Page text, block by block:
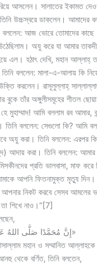
আসলেন। সালাতের ইকামত
উচ্চস্বরে ডাকলেন। আমাদের
আজ ভোরে তোমাদের
অযু করে যা আমার
এল। হঠাৎ দেখি, মহান আল্লাহ্
তিনি বললেন: মালা-এ-আলায় কি
করলেন। রাসূলুল্লাহ্
বুকে তাঁর অঙ্গুলীসমূহের শীতল
মুহাম্মাদ! আমি বললাম রব আমার,
তিনি বললেন: সেগুলো কি? আমি
অযু করা। তিনি বললেন: এরপর
আদায় করা। তিনি বললেন:
প্রতি ভালবাসা, মাফ
আপনি ফিতনামুক্ত মৃত্যু দিন।
নিকট করবে সেসব আমলের
শিখে নাও।”[7]
«إِنَّ مُحَمَّدًا صَلَّى اللهُ عَلَيْهِ وَسَلَّمَ رَأَى رَبَّهُ عَزَّ وَجَلَّ»
মহান ও সম্মানিত
থেকে বর্ণিত, তিনি বলতেন,